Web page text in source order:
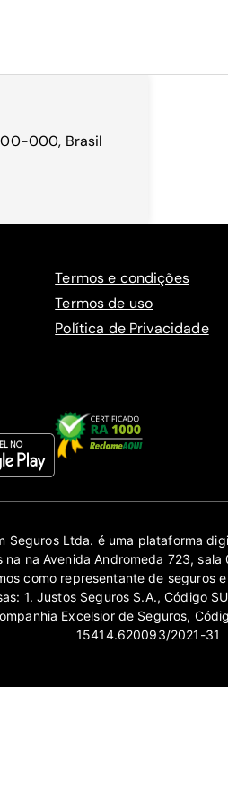
000, Brasil
Termos e condições
Termos de uso
Política de Privacidade
Seguros Ltda. é uma plataforma
na Avenida Andromeda 723,
como representante de seguros
1. Justos Seguros S.A., Código
Excelsior de Seguros,
15414.620093/2021-31